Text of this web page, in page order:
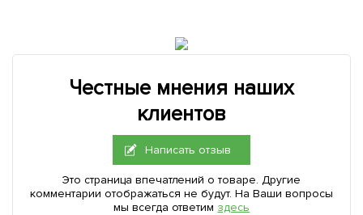
Честные мнения наших
клиентов
Написать отзыв
Это страница впечатлений о товаре. Другие
комментарии отображаться не будут. На Ваши вопросы
мы всегда ответим здесь